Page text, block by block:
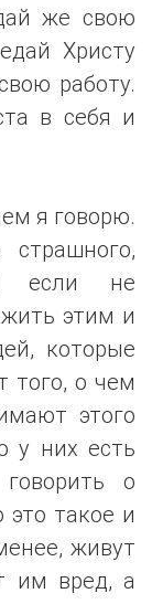
же свою
Христу
работу.
в себя и
я говорю.
если не
этим и
которые
того, о чем
этого
у них есть
о
такое и
живут
им вред, а